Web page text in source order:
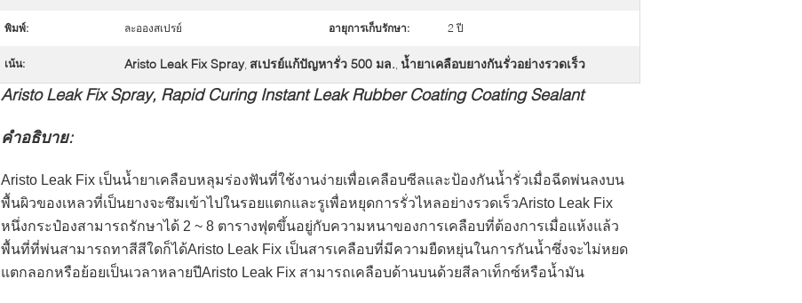
พิมพ์: ละอองสเปรย์ อายุการเก็บรักษา: 2 ปี
เน้น: Aristo Leak Fix Spray, สเปรย์แก้ปัญหารั่ว 500 มล., น้ำยาเคลือบยางกันรั่วอย่างรวดเร็ว
Aristo Leak Fix Spray, Rapid Curing Instant Leak Rubber Coating Coating Sealant
คำอธิบาย:
Aristo Leak Fix เป็นน้ำยาเคลือบหลุมร่องฟันที่ใช้งานง่ายเพื่อเคลือบซีลและป้องกันน้ำรั่วเมื่อฉีดพ่นลงบน
พื้นผิวของเหลวที่เป็นยางจะซึมเข้าไปในรอยแตกและรูเพื่อหยุดการรั่วไหลอย่างรวดเร็วAristo Leak Fix
หนึ่งกระป๋องสามารถรักษาได้ 2 ~ 8 ตารางฟุตขึ้นอยู่กับความหนาของการเคลือบที่ต้องการเมื่อแห้งแล้ว
พื้นที่ที่พ่นสามารถทาสีสีใดก็ได้Aristo Leak Fix เป็นสารเคลือบที่มีความยืดหยุ่นในการกันน้ำซึ่งจะไม่หยด
แตกลอกหรือย้อยเป็นเวลาหลายปีAristo Leak Fix สามารถเคลือบด้านบนด้วยสีลาเท็กซ์หรือน้ำมัน